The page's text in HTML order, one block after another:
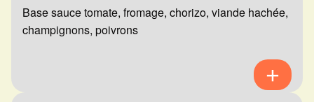
Base sauce tomate, fromage, chorizo, viande hachée,
champignons, poivrons